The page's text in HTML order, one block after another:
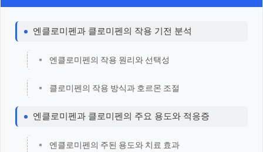
엔클로미펜과 클로미펜의 작용 기전 분석
엔클로미펜의 작용 원리와 선택성
클로미펜의 작용 방식과 호르몬 조절
엔클로미펜과 클로미펜의 주요 용도와 적응증
엔클로미펜의 주된 용도와 치료 효과